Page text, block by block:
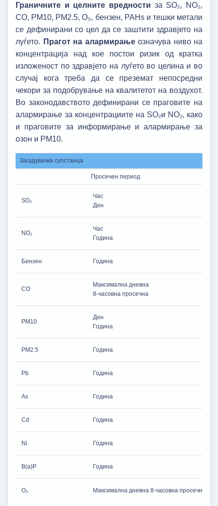
Граничните и целните вредности за SO₂, NO₂,
CO, PM10, PM2.5, O₃, бензен, PAHs и тешки метали
се дефинирани со цел да се заштити здравјето на
луѓето. Прагот на алармирање означува ниво на
концентрација над кое постои ризик од кратка
изложеност по здравјето на луѓето во целина и во
случај кога треба да се преземат непосредни
чекори за подобрување на квалитетот на воздухот.
Во законодавството дефинирани се праговите на
алармирање за концентрациите на SO₂и NO₂, како
и праговите за информирање и алармирање за
озон и РМ10.
Загадувачка супстанца
Просечен период
SO₂
Час
Ден
NO₂
Час
Година
Бензен Година
CO
Максимална дневна
8-часовна просечна
PM10
Ден
Година
PM2.5 Година
Pb Година
As Година
Cd Година
Ni Година
B(a)P Година
O₃ Максимална дневна 8-часовна просечна во